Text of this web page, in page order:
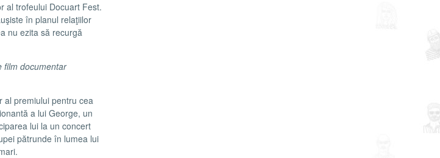
al trofeului Docuart Fest.
în planul relaţiilor
nu ezita să recurgă
film documentar
al premiului pentru cea
a lui George, un
lui la un concert
pătrunde în lumea lui